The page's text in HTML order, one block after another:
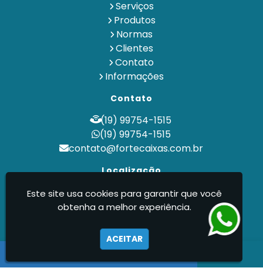
Serviços
Produtos
Normas
Clientes
Contato
Informações
Contato
(19) 99754-1515
(19) 99754-1515
contato@fortecaixas.com.br
Localização
Indaiatuba / SP
Forte Caixas - Manutenção de Caixas de
Água e Venda de Reservatório Metálico
Este site usa cookies para garantir que você
obtenha a melhor experiência.
ACEITAR